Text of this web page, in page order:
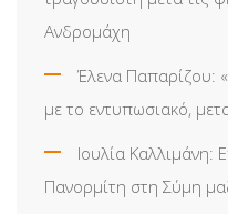
Ανδρομάχη
Έλενα Παπαρίζου:
με το εντυπωσιακό,
Ιουλία Καλλιμάνη:
Πανορμίτη στη Σύμη